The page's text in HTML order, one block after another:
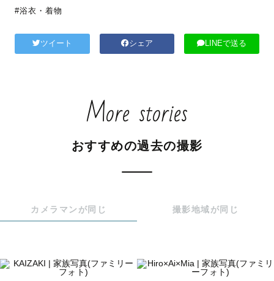
#浴衣・着物
ツイート シェア LINEで送る
More stories
おすすめの過去の撮影
カメラマンが同じ 撮影地域が同じ